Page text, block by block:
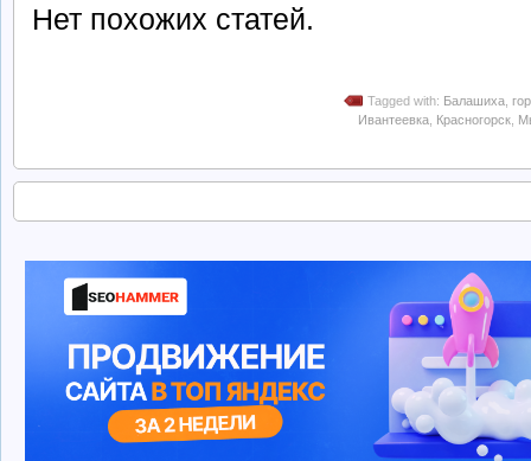
Нет похожих статей.
Tagged with: Балашиха
Ивантеевка Красногорск